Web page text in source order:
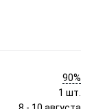
90%
1 шт.